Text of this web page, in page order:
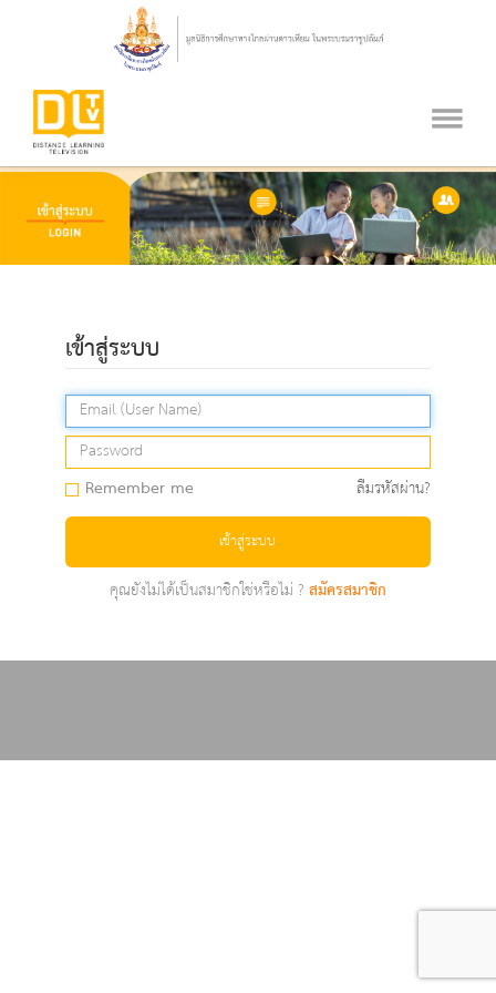
เข้าสู่ระบบ
Remember me ลืมรหัสผ่าน?
เข้าสู่ระบบ
คุณยังไม่ได้เป็นสมาชิกใช่หรือไม่ ?สมัครสมาชิก